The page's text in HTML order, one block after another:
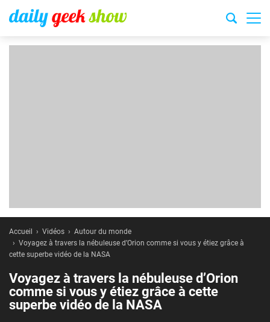
Accueil Vidéos
Autour du monde
Voyagez à travers la nébuleuse d’Orion comme si vous y étiez grâce à
cette superbe vidéo de la NASA
Voyagez à travers la nébuleuse d’Orion
comme si vous y étiez grâce à cette
superbe vidéo de la NASA